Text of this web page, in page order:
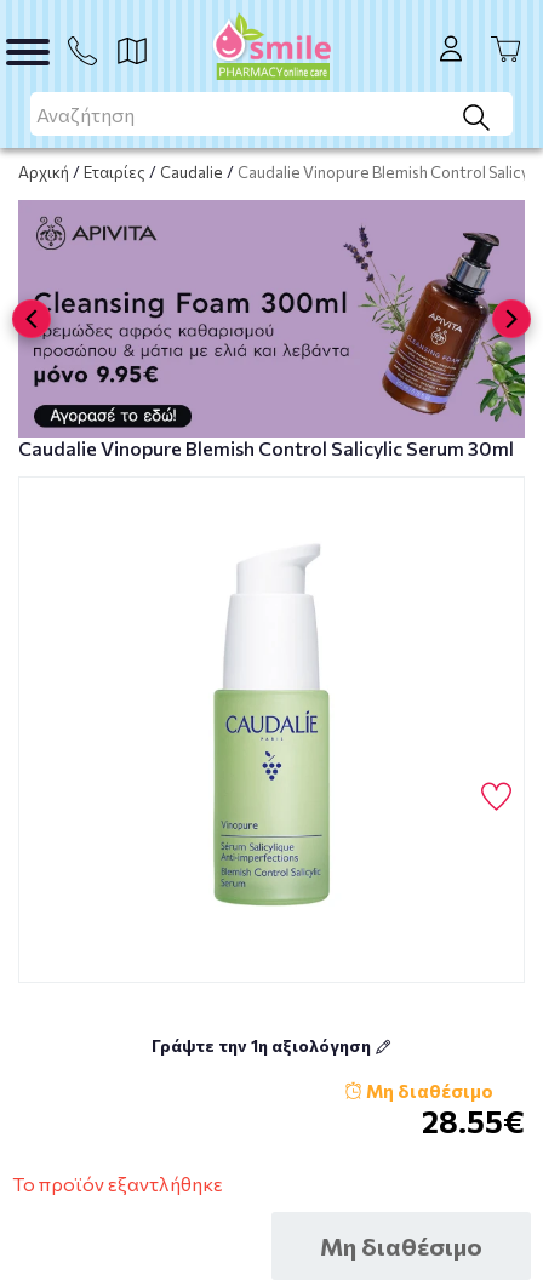
Αρχική /Εταιρίες / Caudalie / Caudalie Vinopure Blemish Control
Το προϊόν εξαντλήθηκε
Μη διαθέσιμο
Caudalie Vinopure Blemish Control Salicylic Serum 30ml
Γράψτε την 1η αξιολόγηση
Μη διαθέσιμο
28.55€
Το προϊόν εξαντλήθηκε
Μη διαθέσιμο